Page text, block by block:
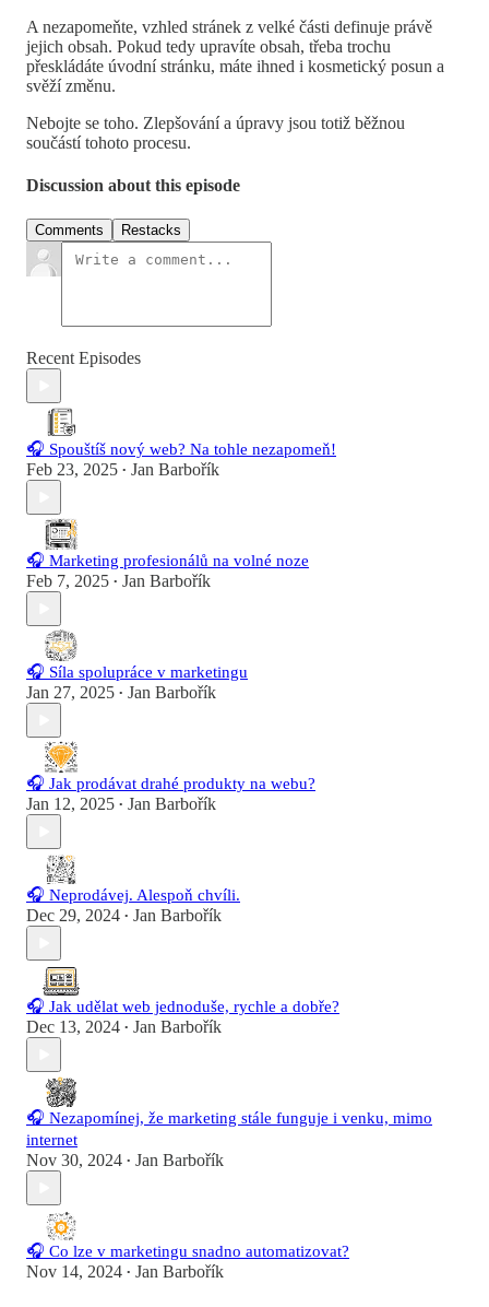
A nezapomeňte, vzhled stránek z velké části definuje právě
jejich obsah. Pokud tedy upravíte obsah, třeba trochu
přeskládáte úvodní stránku, máte ihned i kosmetický posun a
svěží změnu.
Nebojte se toho. Zlepšování a úpravy jsou totiž běžnou
součástí tohoto procesu.
Discussion about this episode
Comments Restacks
Recent Episodes
🎧 Spouštíš nový web? Na tohle nezapomeň!
Feb 23, 2025 • Jan Barbořík
🎧 Marketing profesionálů na volné noze
Feb 7, 2025 • Jan Barbořík
🎧 Síla spolupráce v marketingu
Jan 27, 2025 • Jan Barbořík
🎧 Jak prodávat drahé produkty na webu?
Jan 12, 2025 • Jan Barbořík
🎧 Neprodávej. Alespoň chvíli.
Dec 29, 2024 • Jan Barbořík
🎧 Jak udělat web jednoduše, rychle a dobře?
Dec 13, 2024 • Jan Barbořík
🎧 Nezapomínej, že marketing stále funguje i venku, mimo
internet
Nov 30, 2024 • Jan Barbořík
🎧 Co lze v marketingu snadno automatizovat?
Nov 14, 2024 • Jan Barbořík